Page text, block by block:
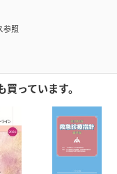
参照
っています。